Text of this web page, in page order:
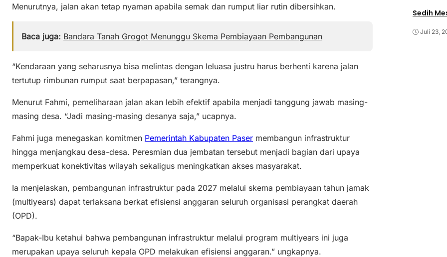
Menurutnya, jalan akan tetap nyaman apabila semak dan rumput liar rutin dibersihkan.
Baca juga: Bandara Tanah Grogot Menunggu Skema Pembiayaan Pembangunan
“Kendaraan yang seharusnya bisa melintas dengan leluasa justru harus berhenti karena jalan
tertutup rimbunan rumput saat berpapasan,” terangnya.
Menurut Fahmi, pemeliharaan jalan akan lebih efektif apabila menjadi tanggung jawab masing-
masing desa. “Jadi masing-masing desanya saja,” ucapnya.
Fahmi juga menegaskan komitmen Pemerintah Kabupaten Paser membangun infrastruktur
hingga menjangkau desa-desa. Peresmian dua jembatan tersebut menjadi bagian dari upaya
memperkuat konektivitas wilayah sekaligus meningkatkan akses masyarakat.
Ia menjelaskan, pembangunan infrastruktur pada 2027 melalui skema pembiayaan tahun jamak
(multiyears) dapat terlaksana berkat efisiensi anggaran seluruh organisasi perangkat daerah
(OPD).
“Bapak-Ibu ketahui bahwa pembangunan infrastruktur melalui program multiyears ini juga
merupakan upaya seluruh kepala OPD melakukan efisiensi anggaran.” ungkapnya.
Sedih
Juli 23,